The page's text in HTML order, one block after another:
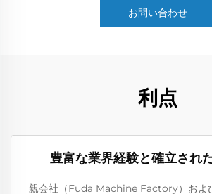
お問い合わせ
利点
豊富な業界経験と確立され
親会社（Fuda Machine Factory）およ